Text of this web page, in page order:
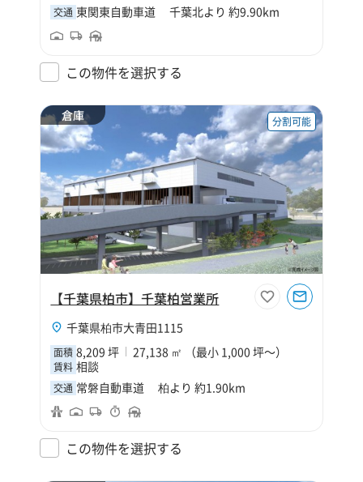
交通 東関東自動車道 千葉北より 約9.90km
この物件を選択する
倉庫 分割可能
【千葉県柏市】千葉柏営業所
千葉県柏市大青田1115
面積 8,209 坪 27,138 ㎡ （最小 1,000 坪～）
賃料 相談
交通 常磐自動車道 柏より 約1.90km
この物件を選択する